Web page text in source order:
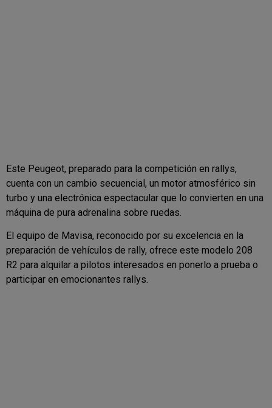
Este Peugeot, preparado para la competición en rallys,
cuenta con un cambio secuencial, un motor atmosférico sin
turbo y una electrónica espectacular que lo convierten en una
máquina de pura adrenalina sobre ruedas.
El equipo de Mavisa, reconocido por su excelencia en la
preparación de vehículos de rally, ofrece este modelo 208
R2 para alquilar a pilotos interesados en ponerlo a prueba o
participar en emocionantes rallys.